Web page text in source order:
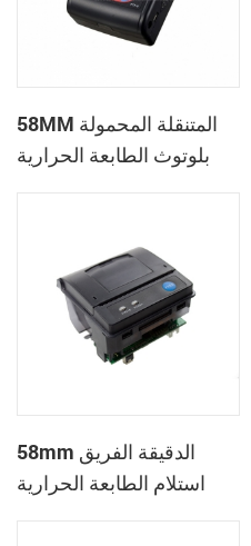
58MM المتنقلة المحمولة
بلوتوث الطابعة الحرارية
58mm الدقيقة الفريق
استلام الطابعة الحرارية